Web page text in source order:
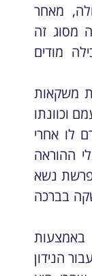
מאחר
מסוג זה
מודים
משקאות
וכוונתו
לו אחרי
ההוראה
נשא
בברכה
הנידון